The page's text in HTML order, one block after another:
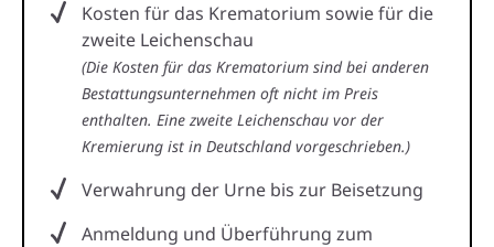
Kosten für das Krematorium sowie für die
zweite Leichenschau
(Die Kosten für das Krematorium sind bei anderen
Bestattungsunternehmen oft nicht im Preis
enthalten. Eine zweite Leichenschau vor der
Kremierung ist in Deutschland vorgeschrieben.)
Verwahrung der Urne bis zur Beisetzung
Anmeldung und Überführung zum